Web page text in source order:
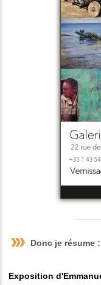
Donc je résume :
Exposition